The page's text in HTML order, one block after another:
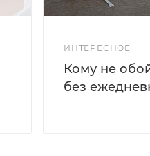
ИНТЕРЕСНОЕ
Кому не
без